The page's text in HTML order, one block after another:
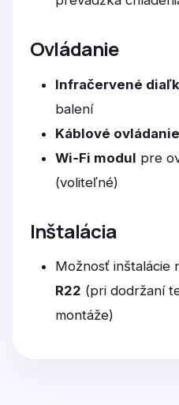
Ovládanie
Infračervené
balení
Káblové ovládanie
Wi‑Fi modul pre
(voliteľné)
Inštalácia
Možnosť inštalácie
R22 (pri dodržaní
montáže)